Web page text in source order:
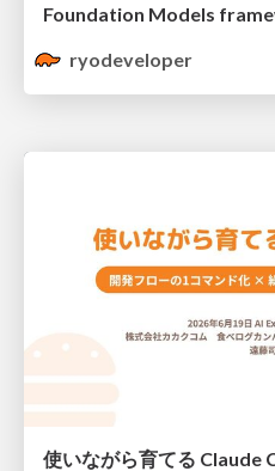
Foundation Models
ryodeveloper